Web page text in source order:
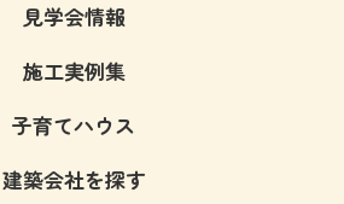
見学会情報
施工実例集
子育てハウス
建築会社を探す